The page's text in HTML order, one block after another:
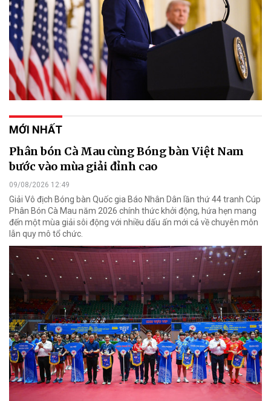
MỚI NHẤT
Phân bón Cà Mau cùng Bóng bàn Việt Nam
bước vào mùa giải đỉnh cao
09/08/2026 12:49
Giải Vô địch Bóng bàn Quốc gia Báo Nhân Dân lần thứ 44 tranh Cúp
Phân Bón Cà Mau năm 2026 chính thức khởi động, hứa hẹn mang
đến một mùa giải sôi động với nhiều dấu ấn mới cả về chuyên môn
lẫn quy mô tổ chức.